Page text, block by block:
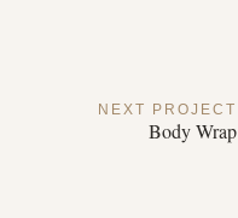
NEXT PROJECT
Body Wrap